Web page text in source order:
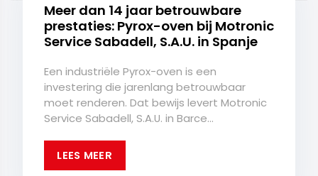
Meer dan 14 jaar betrouwbare
prestaties: Pyrox-oven bij Motronic
Service Sabadell, S.A.U. in Spanje
Een industriële Pyrox-oven is een
investering die jarenlang betrouwbaar
moet renderen. Dat bewijs levert Motronic
Service Sabadell, S.A.U. in Barce...
LEES MEER